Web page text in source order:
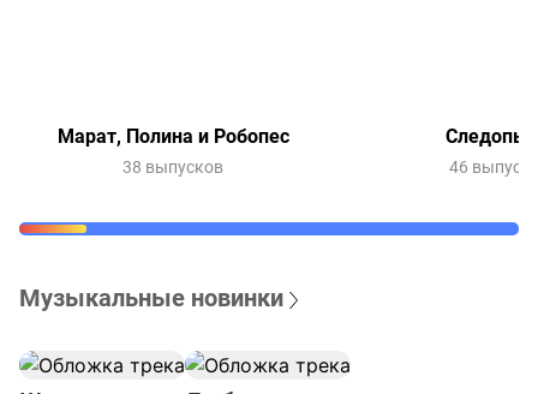
Марат, Полина и Робопес
38 выпусков 46
Музыкальные новинки